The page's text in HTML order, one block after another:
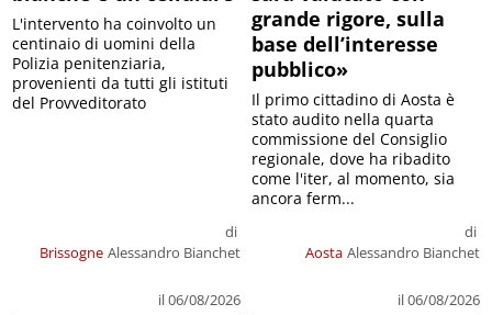
Brissogne
di
Alessandro Bianchet
il 06/08/2026
L'intervento ha coinvolto un
centinaio di uomini della
Polizia penitenziaria,
provenienti da tutti gli istituti
del Provveditorato
grande rigore, sulla
base dell’interesse
pubblico»
Aosta
di
Alessandro Bianchet
il 06/08/2026
Il primo cittadino di Aosta è
stato audito nella quarta
commissione del Consiglio
regionale, dove ha ribadito
come l'iter, al momento, sia
ancora ferm...